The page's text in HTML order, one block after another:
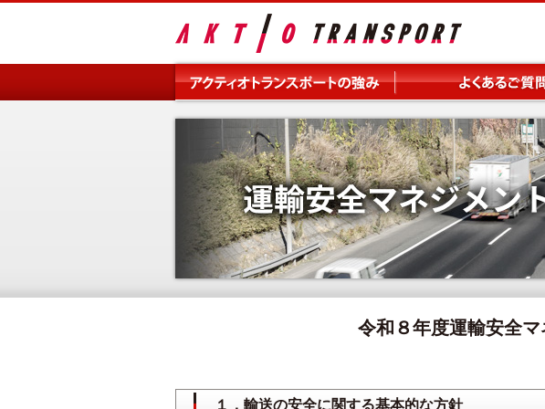
令和８年度運輸安全マ
１．輸送の安全に関する基本的な方針